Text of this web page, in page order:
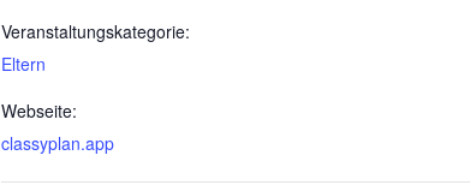
Veranstaltungskategorie:
Eltern
Webseite:
classyplan.app